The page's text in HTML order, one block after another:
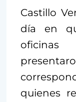
Castillo
día en
quienes